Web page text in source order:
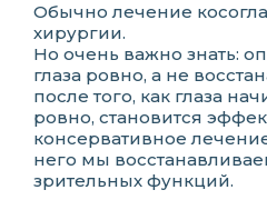
Обычно лечение
хирургии.
Но очень важно знать:
глаза ровно, а не
после того, как глаза
ровно, становится
консервативное
него мы
зрительных функций.